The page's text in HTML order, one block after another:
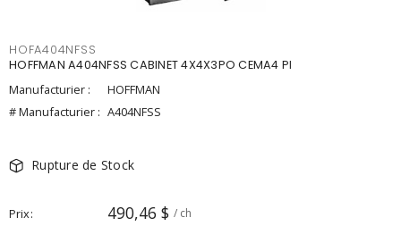
HOFA404NFSS
HOFFMAN A404NFSS CABINET 4X4X3PO CEMA4 PI
Manufacturier :
HOFFMAN
# Manufacturier : A404NFSS
Rupture de Stock
Prix 490,46 $ / ch